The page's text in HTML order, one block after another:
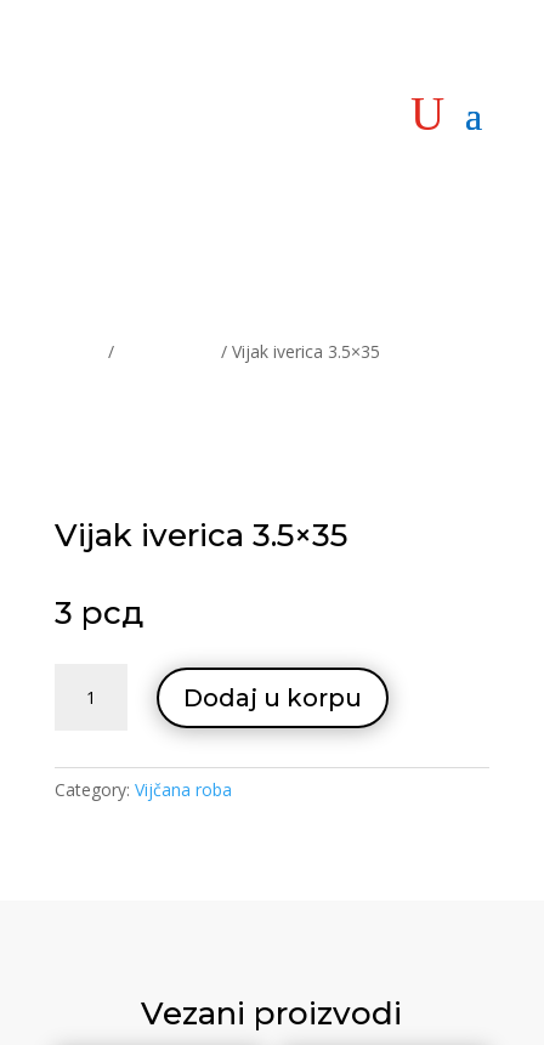
/ / Vijak iverica 3.5×35
Vijak iverica 3.5×35
3 рсд
iverica
Dodaj u korpu
Category: Vijčana roba
Vezani proizvodi